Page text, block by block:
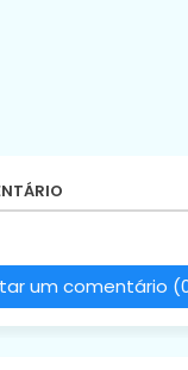
um comentário